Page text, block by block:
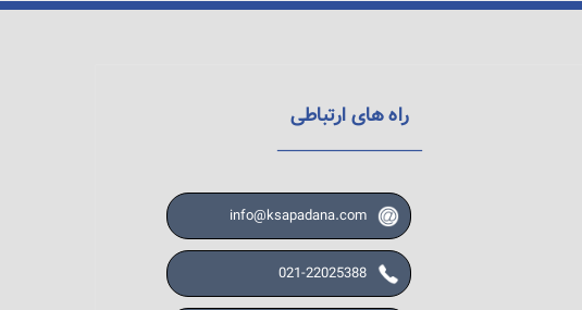
راه های ارتباطی
info@ksapadana.com
021-22025388